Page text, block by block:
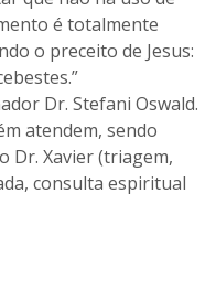
é totalmente
o preceito de Jesus:
Dr. Stefani Oswald.
atendem, sendo
Dr. Xavier (triagem,
consulta espiritual